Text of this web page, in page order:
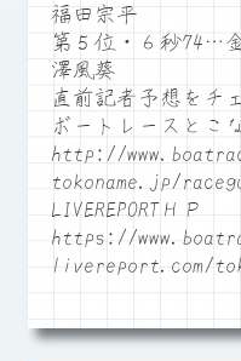
福田宗平
第５位・６秒74…
澤風葵
直前記者予想をチ
ボートレースとこ
http://
tokoname.jp/
LIVEREPORTＨＰ
https://
livereport.com/